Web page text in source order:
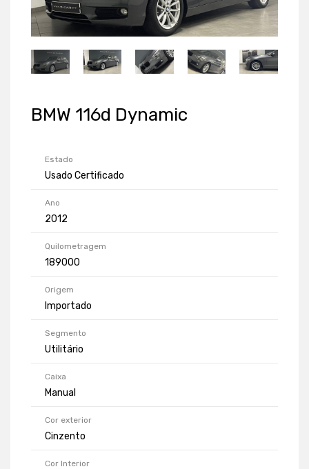
BMW 116d Dynamic
Estado
Usado Certificado
Ano
2012
Quilometragem
189000
Origem
Importado
Segmento
Utilitário
Caixa
Manual
Cor exterior
Cinzento
Cor Interior